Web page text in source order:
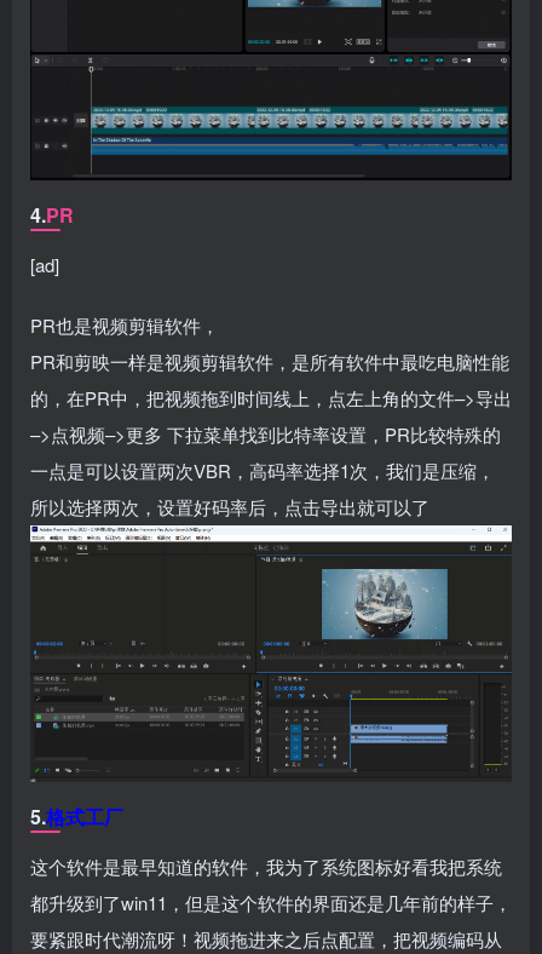
4.PR
[ad]
PR也是视频剪辑软件，
PR和剪映一样是视频剪辑软件，是所有软件中最吃电脑性能
的，在PR中，把视频拖到时间线上，点左上角的文件–>导出
–>点视频–>更多 下拉菜单找到比特率设置，PR比较特殊的
一点是可以设置两次VBR，高码率选择1次，我们是压缩，
所以选择两次，设置好码率后，点击导出就可以了
5.格式工厂
这个软件是最早知道的软件，我为了系统图标好看我把系统
都升级到了win11，但是这个软件的界面还是几年前的样子，
要紧跟时代潮流呀！视频拖进来之后点配置，把视频编码从